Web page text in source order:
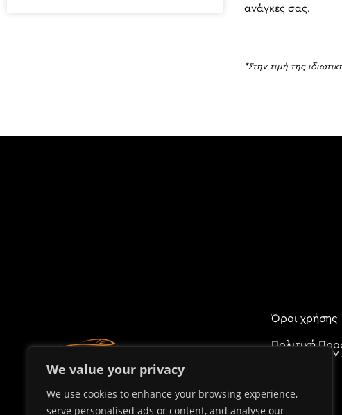
We value your privacy
We use cookies to enhance your browsing experience,
serve personalised ads or content, and analyse our
ανάγκες σας.
*Στην τιμή της
Όροι χρήσης
Πολιτική